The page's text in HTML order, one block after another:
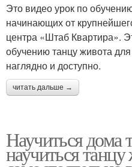
Это видео урок по
начинающих от
центра «Штаб Квартира».
обучению танцу живота
наглядно и доступно.
читать дальше →
Научиться дома
научиться